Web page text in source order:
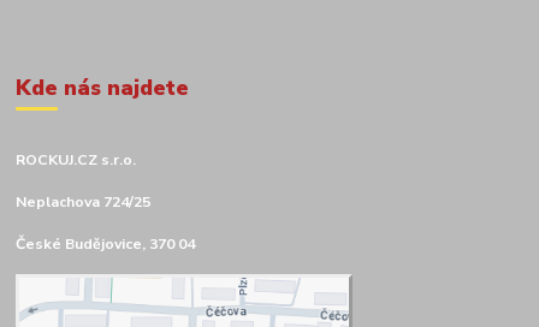
Kde nás najdete
ROCKUJ.CZ s.r.o.
Neplachova 724/25
České Budějovice, 370 04